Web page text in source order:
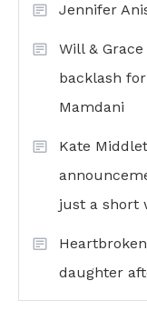
Jennifer
Will &
backlash
Mamdani
Kate
just a short
daughter